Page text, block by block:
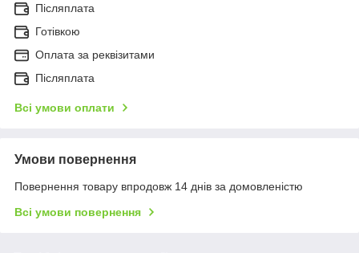
Післяплата
Готівкою
Оплата за реквізитами
Післяплата
Всі умови оплати
Умови повернення
Повернення товару впродовж 14 днів за домовленістю
Всі умови повернення